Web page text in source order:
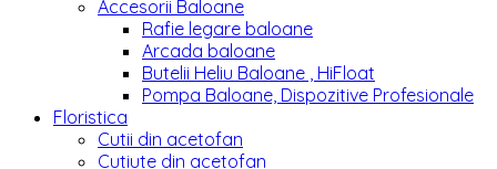
Accesorii Baloane
Rafie legare baloane
Arcada baloane
Butelii Heliu Baloane , HiFloat
Pompa Baloane, Dispozitive Profesionale
Floristica
Cutii din acetofan
Cutiute din acetofan